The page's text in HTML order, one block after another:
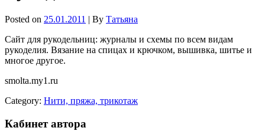
Posted on 25.01.2011 | By Татьяна
Сайт для рукодельниц: журналы и схемы по всем видам
рукоделия. Вязание на спицах и крючком, вышивка, шитье и
многое другое.
smolta.my1.ru
Category: Нити, пряжа, трикотаж
Кабинет автора